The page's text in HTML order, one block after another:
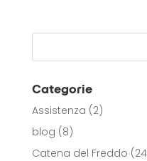
Categorie
Assistenza (2)
blog (8)
Catena del Freddo